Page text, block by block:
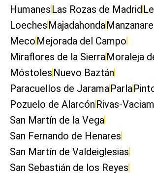
Humanes Las Rozas de Madrid
Loeches Majadahonda
Meco Mejorada del Campo
Miraflores de la Sierra Moraleja
Móstoles Nuevo Baztán
Paracuellos de Jarama Parla
Pozuelo de Alarcón Rivas-
San Martín de la Vega
San Fernando de Henares
San Martín de Valdeiglesias
San Sebastián de los Reyes